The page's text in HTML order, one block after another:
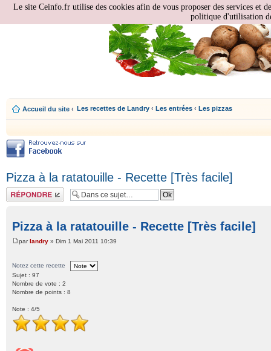
Accueil du site ‹ Les recettes de Landry ‹ Les entrées ‹ Les pizzas
Pizza à la ratatouille - Recette [Très facile]
Répondre
Pizza à la ratatouille - Recette [Très facile]
parlandry » Dim 1 Mai 2011 10:39
Notez cette recette
Sujet : 97
Nombre de vote : 2
Nombre de points : 8
Note : 4/5
Le site Ceinfo.fr utilise des cookies afin de vous proposer des services et
politique d'utilisation